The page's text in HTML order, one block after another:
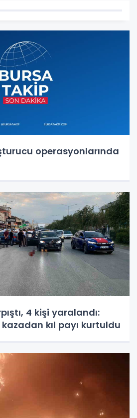
operasyonlarında
4 kişi yaralandı:
kıl payı kurtuldu